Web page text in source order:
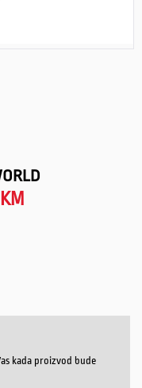
KM
kada proizvod bude